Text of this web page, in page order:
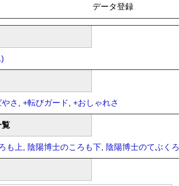
データ登録
さ , +転びガード, +おしゃれさ
覧
も上, 陰陽博士のころも下, 陰陽博士のてぶくろ